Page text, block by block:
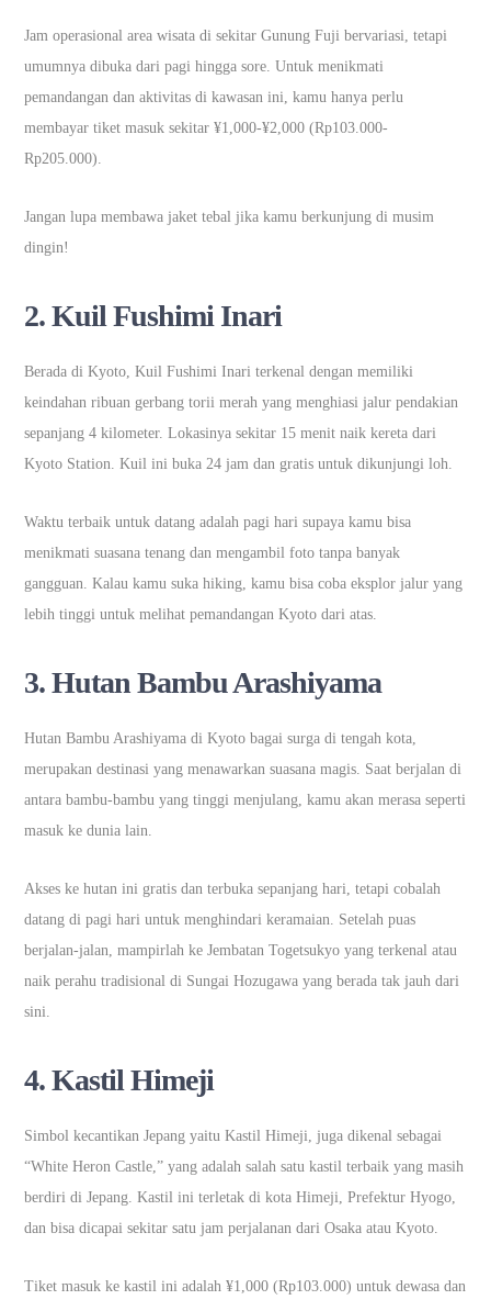
Jam operasional area wisata di sekitar Gunung Fuji bervariasi, tetapi
umumnya dibuka dari pagi hingga sore. Untuk menikmati
pemandangan dan aktivitas di kawasan ini, kamu hanya perlu
membayar tiket masuk sekitar ¥1,000-¥2,000 (Rp103.000-
Rp205.000).
Jangan lupa membawa jaket tebal jika kamu berkunjung di musim
dingin!
2.Kuil Fushimi Inari
Berada di Kyoto, Kuil Fushimi Inari terkenal dengan memiliki
keindahan ribuan gerbang torii merah yang menghiasi jalur pendakian
sepanjang 4 kilometer. Lokasinya sekitar 15 menit naik kereta dari
Kyoto Station. Kuil ini buka 24 jam dan gratis untuk dikunjungi loh.
Waktu terbaik untuk datang adalah pagi hari supaya kamu bisa
menikmati suasana tenang dan mengambil foto tanpa banyak
gangguan. Kalau kamu suka hiking, kamu bisa coba eksplor jalur yang
lebih tinggi untuk melihat pemandangan Kyoto dari atas.
3.Hutan Bambu Arashiyama
Hutan Bambu Arashiyama di Kyoto bagai surga di tengah kota,
merupakan destinasi yang menawarkan suasana magis. Saat berjalan di
antara bambu-bambu yang tinggi menjulang, kamu akan merasa seperti
masuk ke dunia lain.
Akses ke hutan ini gratis dan terbuka sepanjang hari, tetapi cobalah
datang di pagi hari untuk menghindari keramaian. Setelah puas
berjalan-jalan, mampirlah ke Jembatan Togetsukyo yang terkenal atau
naik perahu tradisional di Sungai Hozugawa yang berada tak jauh dari
sini.
4.Kastil Himeji
Simbol kecantikan Jepang yaitu Kastil Himeji, juga dikenal sebagai
“White Heron Castle,” yang adalah salah satu kastil terbaik yang masih
berdiri di Jepang. Kastil ini terletak di kota Himeji, Prefektur Hyogo,
dan bisa dicapai sekitar satu jam perjalanan dari Osaka atau Kyoto.
Tiket masuk ke kastil ini adalah ¥1,000 (Rp103.000) untuk dewasa dan